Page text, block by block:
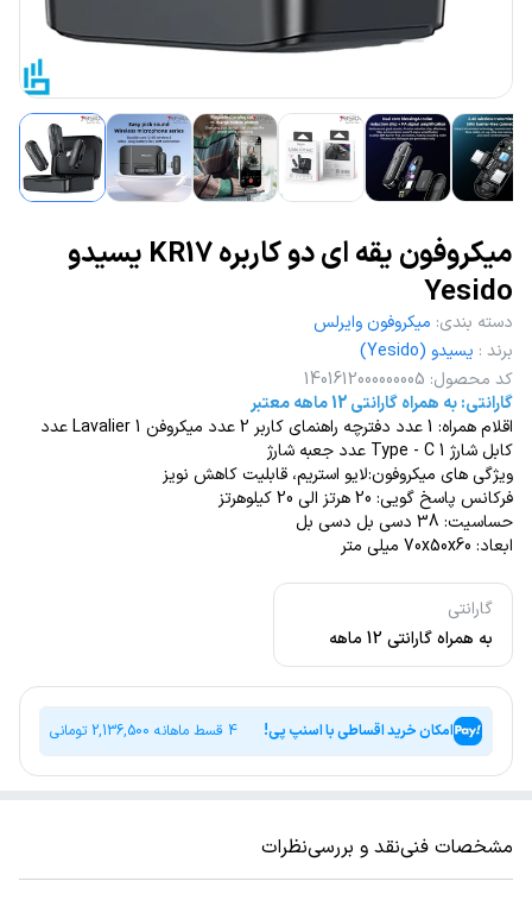
میکروفون یقه ای دو کاربره KR17 یسیدو
Yesido
گارانتی
به همراه گارانتی 12 ماهه
معتبر
دسته بندی: میکروفون وایرلس
برند : یسیدو (Yesido)
کد محصول:
1401612000000005
گارانتی: به همراه گارانتی 12 ماهه معتبر
اقلام همراه: 1 عدد دفترچه راهنمای کاربر 2 عدد میکروفن Lavalier 1 عدد
کابل شارژ Type - C 1 عدد جعبه شارژ
ویژگی های میکروفون:لایو استریم، قابلیت کاهش نویز
فرکانس پاسخ گویی: 20 هرتز الی 20 کیلوهرتز
حساسیت: 38 دسی بل دسی بل
ابعاد: 70x50x60 میلی متر
امکان خرید اقساطی با اسنپ پی! 4 قسط ماهانه 2,136,500 تومانی
مشخصات فنینقد و بررسینظرات